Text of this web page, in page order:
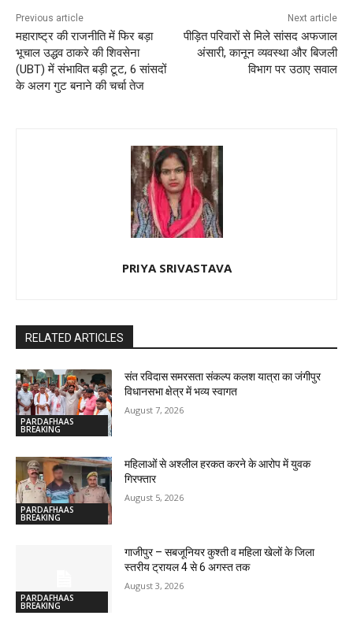
Previous article
महाराष्ट्र की राजनीति में फिर बड़ा
भूचाल उद्धव ठाकरे की शिवसेना
(UBT) में संभावित बड़ी टूट, 6 सांसदों
के अलग गुट बनाने की चर्चा तेज
Next article
पीड़ित परिवारों से मिले सांसद अफजाल
अंसारी, कानून व्यवस्था और बिजली
विभाग पर उठाए सवाल
PRIYA SRIVASTAVA
RELATED ARTICLES
PARDAFHAAS
BREAKING
संत रविदास समरसता संकल्प कलश यात्रा का जंगीपुर
विधानसभा क्षेत्र में भव्य स्वागत
August 7, 2026
PARDAFHAAS
BREAKING
महिलाओं से अश्लील हरकत करने के आरोप में युवक
गिरफ्तार
August 5, 2026
PARDAFHAAS
BREAKING
गाजीपुर – सबजूनियर कुश्ती व महिला खेलों के जिला
स्तरीय ट्रायल 4 से 6 अगस्त तक
August 3, 2026